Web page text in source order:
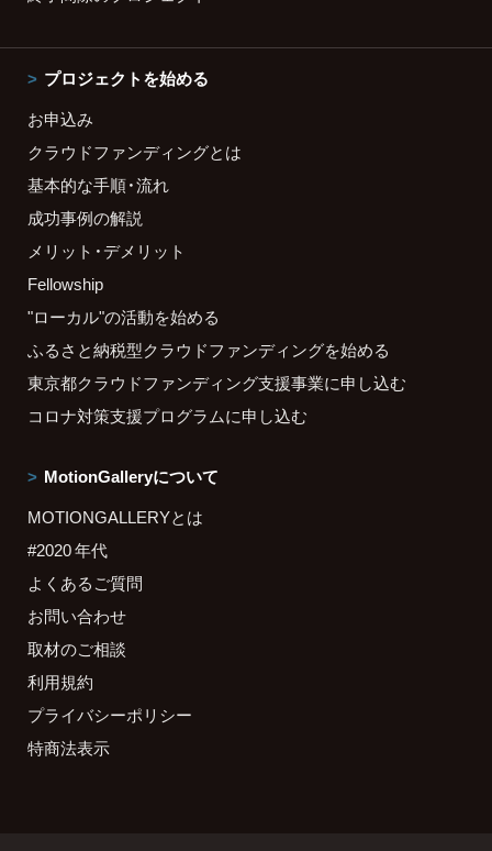
プロジェクトを始める
お申込み
クラウドファンディングとは
基本的な手順・流れ
成功事例の解説
メリット・デメリット
Fellowship
"ローカル"の活動を始める
ふるさと納税型クラウドファンディングを始める
東京都クラウドファンディング支援事業に申し込む
コロナ対策支援プログラムに申し込む
MotionGalleryについて
MOTIONGALLERYとは
#2020 年代
よくあるご質問
お問い合わせ
取材のご相談
利用規約
プライバシーポリシー
特商法表示